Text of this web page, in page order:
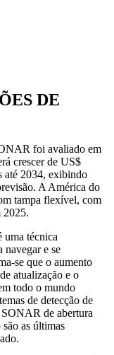
DE
foi avaliado em
crescer de US$
até 2034, exibindo
A América do
tampa flexível, com
2025.
técnica
navegar e se
se que o aumento
atualização e o
todo o mundo
de detecção de
de abertura
as últimas